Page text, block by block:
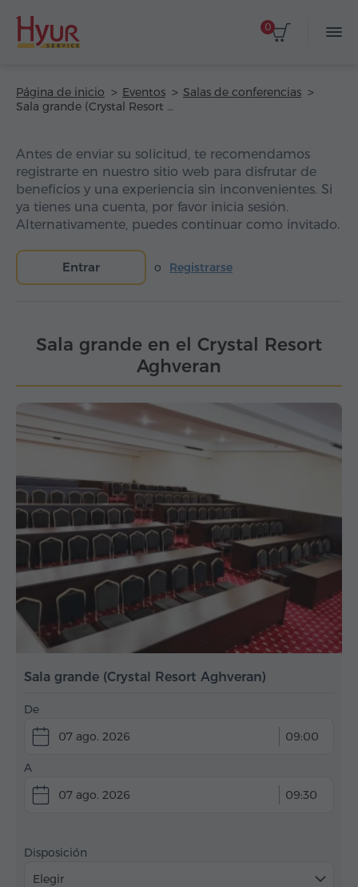
0
Página de inicio Eventos
Salas de conferencias
Sala grande (Crystal Resort Aghveran)
Antes de enviar su solicitud, te recomendamos
registrarte en nuestro sitio web para disfrutar de
beneficios y una experiencia sin inconvenientes. Si
ya tienes una cuenta, por favor inicia sesión.
Alternativamente, puedes continuar como invitado.
Entrar o Registrarse
Sala grande en el Crystal Resort
Aghveran
Sala grande (Crystal Resort Aghveran)
De
07 ago. 2026
09:00
A
07 ago. 2026
09:30
Disposición
Elegir